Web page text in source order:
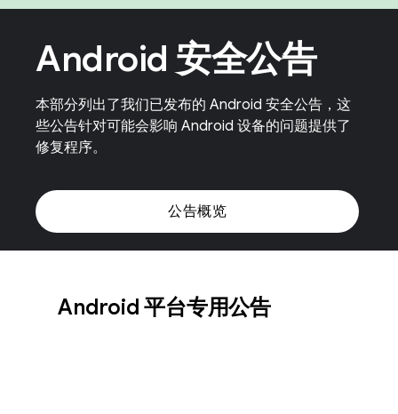
Android 安全公告
本部分列出了我们已发布的 Android 安全公告，这
些公告针对可能会影响 Android 设备的问题提供了
修复程序。
公告概览
Android 平台专用公告